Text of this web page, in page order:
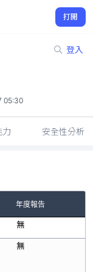
打開
登入
05:30
力 安全性分析
年度報告
無
無